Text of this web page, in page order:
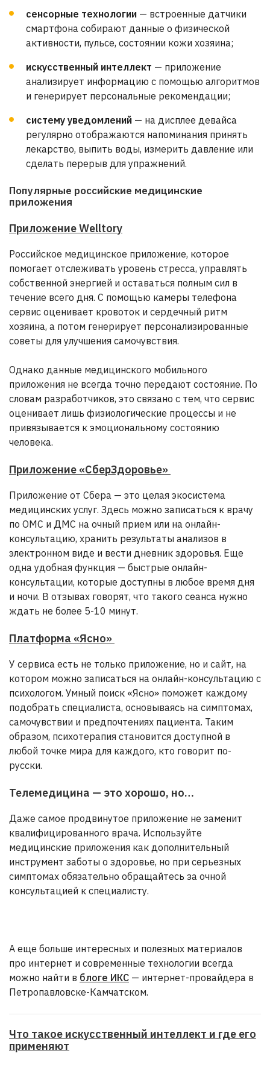
сенсорные технологии — встроенные датчики
смартфона собирают данные о физической
активности, пульсе, состоянии кожи хозяина;
искусственный интеллект — приложение
анализирует информацию с помощью алгоритмов
и генерирует персональные рекомендации;
систему уведомлений — на дисплее девайса
регулярно отображаются напоминания принять
лекарство, выпить воды, измерить давление или
сделать перерыв для упражнений.
Популярные российские медицинские
приложения
Приложение Welltory
Российское медицинское приложение, которое
помогает отслеживать уровень стресса, управлять
собственной энергией и оставаться полным сил в
течение всего дня. С помощью камеры телефона
сервис оценивает кровоток и сердечный ритм
хозяина, а потом генерирует персонализированные
советы для улучшения самочувствия.
Однако данные медицинского мобильного
приложения не всегда точно передают состояние. По
словам разработчиков, это связано с тем, что сервис
оценивает лишь физиологические процессы и не
привязывается к эмоциональному состоянию
человека.
Приложение «СберЗдоровье»
Приложение от Сбера — это целая экосистема
медицинских услуг. Здесь можно записаться к врачу
по ОМС и ДМС на очный прием или на онлайн-
консультацию, хранить результаты анализов в
электронном виде и вести дневник здоровья. Еще
одна удобная функция — быстрые онлайн-
консультации, которые доступны в любое время дня
и ночи. В отзывах говорят, что такого сеанса нужно
ждать не более 5-10 минут.
Платформа «Ясно»
У сервиса есть не только приложение, но и сайт, на
котором можно записаться на онлайн-консультацию с
психологом. Умный поиск «Ясно» поможет каждому
подобрать специалиста, основываясь на симптомах,
самочувствии и предпочтениях пациента. Таким
образом, психотерапия становится доступной в
любой точке мира для каждого, кто говорит по-
русски.
Телемедицина — это хорошо, но…
Даже самое продвинутое приложение не заменит
квалифицированного врача. Используйте
медицинские приложения как дополнительный
инструмент заботы о здоровье, но при серьезных
симптомах обязательно обращайтесь за очной
консультацией к специалисту.
А еще больше интересных и полезных материалов
про интернет и современные технологии всегда
можно найти в блоге ИКС — интернет-провайдера в
Петропавловске-Камчатском.
Что такое искусственный интеллект и где его
применяют